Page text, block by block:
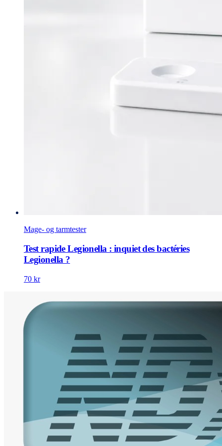
Mage- og tarmtester
Test rapide Legionella : inquiet des bactéries
Legionella ?
70 kr